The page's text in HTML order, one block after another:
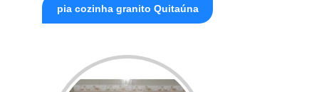
pia cozinha granito Quitaúna